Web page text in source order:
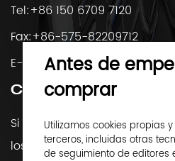
Tel:+86 150 6709 7120
Fax:+86-575-82209712
E-Mail:
Contáctenos
Si tiene alguna pregunta o
los rodamientos, ¡Siéntete
Antes de
comprar
Utilizamos cookies propias
terceros, incluidas otras
de seguimiento de editores